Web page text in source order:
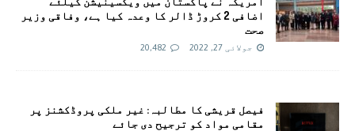
اضافی 2 کروڑ ڈالر کا وعدہ کیا ہے، وفاقی وزیر
صحت
جولائی 27, 2022 20,482
فیصل قریشی کا مطالبہ: غیر ملکی پروڈکشنز پر
مقامی مواد کو ترجیح دی جائے